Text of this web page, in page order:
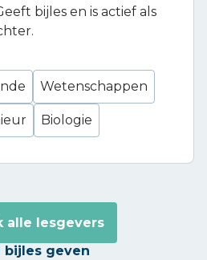
bijles en is actief als
Wetenschappen
Biologie
alle lesgevers
bijles geven